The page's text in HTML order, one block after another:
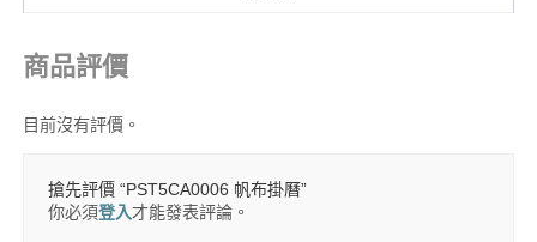
商品評價
目前沒有評價。
搶先評價 “PST5CA0006 帆布掛曆”
你必須登入才能發表評論。